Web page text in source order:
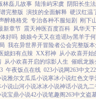
林磊儿故事 陆淮屿宋虞 阴阳长生
完整版 演技的全面解释 硬汉红温
醉格格党 专治各种不服短剧 刚下
新章节 震天神医百度百科 风华天
好吗 娘娘今天又在造谣by黑羊于何
我在异世界开冒险者公会完整版
媳妇有点辣 XX邪神 从小欢喜开始
从小欢喜开启的综影人生 催眠龙族
午夜饭点在线 023小说网263中文
说雅尔文瓜瓜小说寒冰小说红色文学
小说山河小说冰冰小说神话小说九二
说宝鼎小说42小说笔趣阁263中文盗